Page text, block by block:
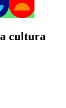
cultura